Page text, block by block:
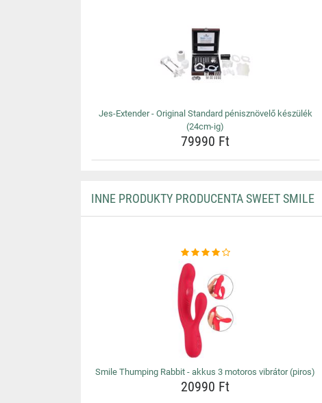
Jes-Extender - Original Standard pénisznövelő készülék
(24cm-ig)
79990 Ft
INNE PRODUKTY PRODUCENTA SWEET SMILE
Smile Thumping Rabbit - akkus 3 motoros vibrátor (piros)
20990 Ft